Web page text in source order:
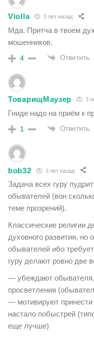
Violla 3 лет назад
Мда. Притча в твоем
мошенников.
4 Ответить
ТоварищМаузер 3
Гниде надо на приём к
1 Ответить
bob32 3 лет назад
Задача всех гуру
обывателей (вон
теме прозрений).
Классические религии
духовного развития, но
обывателей ибо
гуру делают ровно две
— убеждают обывателя,
просветления
— мотивируют принести
настало побыстрей
еще лучше)